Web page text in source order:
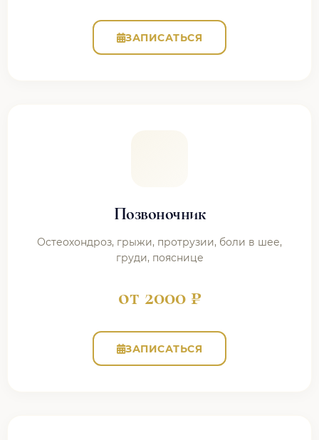
ЗАПИСАТЬСЯ
Позвоночник
Остеохондроз, грыжи, протрузии, боли в шее,
груди, пояснице
от 2000 ₽
ЗАПИСАТЬСЯ